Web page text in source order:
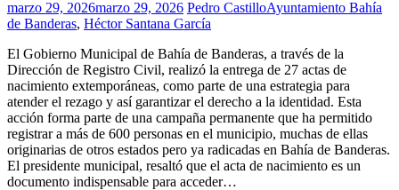
marzo 29, 2026marzo 29, 2026 Pedro CastilloAyuntamiento Bahía
de Banderas, Héctor Santana García
El Gobierno Municipal de Bahía de Banderas, a través de la
Dirección de Registro Civil, realizó la entrega de 27 actas de
nacimiento extemporáneas, como parte de una estrategia para
atender el rezago y así garantizar el derecho a la identidad. Esta
acción forma parte de una campaña permanente que ha permitido
registrar a más de 600 personas en el municipio, muchas de ellas
originarias de otros estados pero ya radicadas en Bahía de Banderas.
El presidente municipal, resaltó que el acta de nacimiento es un
documento indispensable para acceder…